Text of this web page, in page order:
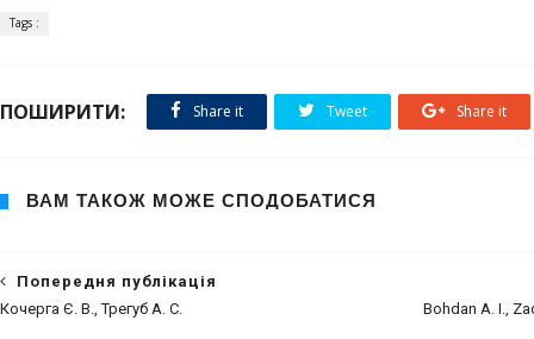
Tags :
ПОШИРИТИ: Share it Tweet Share it
ВАМ ТАКОЖ МОЖЕ СПОДОБАТИСЯ
Bohdan А. І.,
Попередня публікація
Кочерга Є. В., Трегуб А. С.